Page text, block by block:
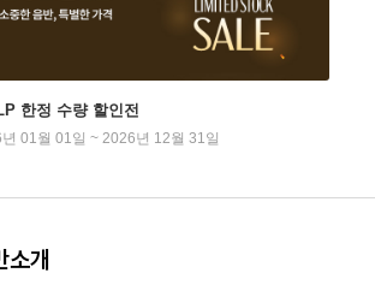
한정 수량 할인전
01월 01일 ~ 2026년 12월 31일
소개